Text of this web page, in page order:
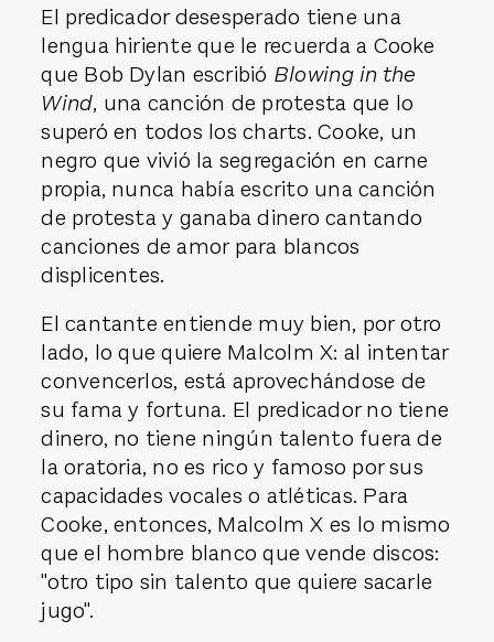
El predicador desesperado tiene una
lengua hiriente que le recuerda a Cooke
que Bob Dylan escribió Blowing in the
Wind, una canción de protesta que lo
superó en todos los charts. Cooke, un
negro que vivió la segregación en carne
propia, nunca había escrito una canción
de protesta y ganaba dinero cantando
canciones de amor para blancos
displicentes.
El cantante entiende muy bien, por otro
lado, lo que quiere Malcolm X: al intentar
convencerlos, está aprovechándose de
su fama y fortuna. El predicador no tiene
dinero, no tiene ningún talento fuera de
la oratoria, no es rico y famoso por sus
capacidades vocales o atléticas. Para
Cooke, entonces, Malcolm X es lo mismo
que el hombre blanco que vende discos:
"otro tipo sin talento que quiere sacarle
jugo".